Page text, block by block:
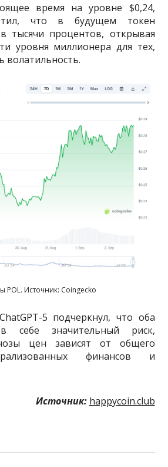
время на уровне $0,24,
что в будущем токен
тысячи процентов, открывая
уровня миллионера для тех,
волатильность.
POL. Источник: Coingecko
5 подчеркнул, что оба
себе значительный риск,
цен зависят от общего
финансов и
Источник: happycoin.club